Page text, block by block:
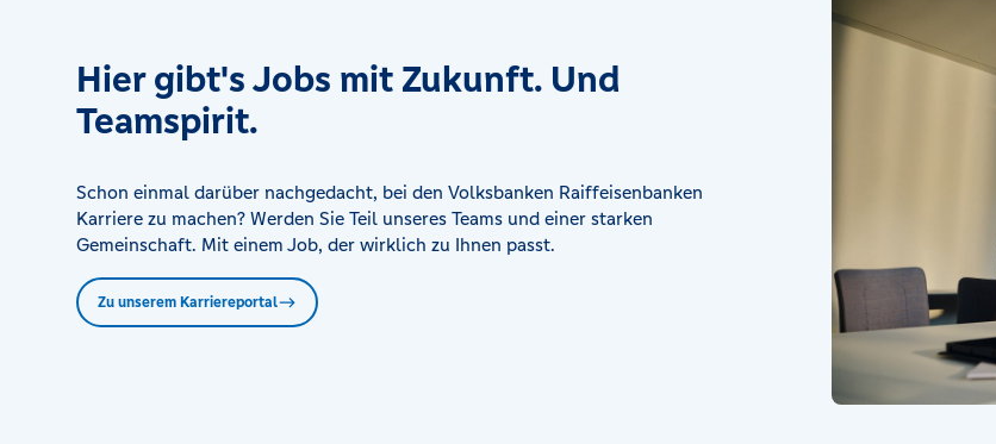
Hier gibt's Jobs mit Zukunft. Und
Teamspirit.
Schon einmal darüber nachgedacht, bei den Volksbanken Raiffeisenbanken
Karriere zu machen? Werden Sie Teil unseres Teams und einer starken
Gemeinschaft. Mit einem Job, der wirklich zu Ihnen passt.
Zu unserem Karriereportal